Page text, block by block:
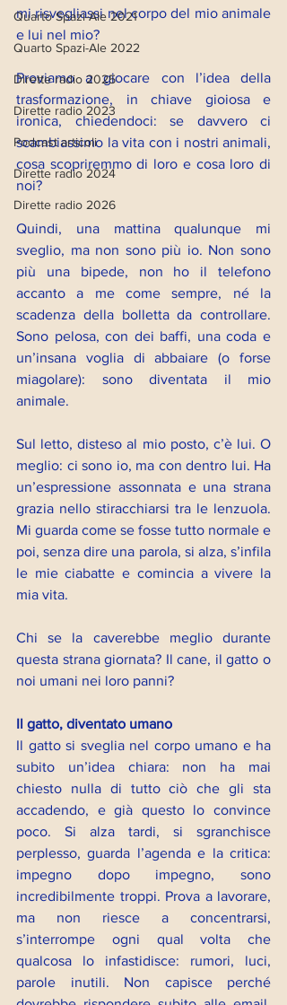
Quarto Spazi-Ale 2021
Quarto Spazi-Ale 2022
Dirette radio 2025
Dirette radio 2023
Podcast articoli
Dirette radio 2024
Dirette radio 2026
mi risvegliassi nel corpo del mio animale
e lui nel mio?
Proviamo a giocare con l’idea della
trasformazione, in chiave gioiosa e
ironica, chiedendoci: se davvero ci
scambiassimo la vita con i nostri animali,
cosa scopriremmo di loro e cosa loro di
noi?
Quindi, una mattina qualunque
mi
sveglio, ma non sono più io. Non sono
più una bipede, non ho il telefono
accanto a me come sempre, né la
scadenza della bolletta da controllare.
Sono pelosa, con dei baffi, una coda e
un’insana voglia di abbaiare (o forse
miagolare): sono diventata il mio
animale.
Sul letto, disteso al mio posto, c’è lui. O
meglio: ci sono io, ma con dentro lui. Ha
un’espressione assonnata e una strana
grazia nello stiracchiarsi tra le lenzuola.
Mi guarda come se fosse tutto normale e
poi, senza dire una parola, si alza, s’infila
le mie ciabatte e comincia a vivere la
mia vita.
Chi se la caverebbe meglio durante
questa strana giornata? Il cane, il gatto o
noi umani nei loro panni?
Il gatto, diventato umano
Il gatto si sveglia nel corpo umano e ha
subito un’idea chiara: non ha mai
chiesto nulla di tutto ciò che gli sta
accadendo, e già questo lo convince
poco. Si alza tardi, si sgranchisce
perplesso, guarda l’agenda e la critica:
impegno dopo impegno, sono
incredibilmente troppi. Prova a lavorare,
ma non riesce a concentrarsi,
s’interrompe ogni qual volta che
qualcosa lo infastidisce: rumori, luci,
parole inutili. Non capisce perché